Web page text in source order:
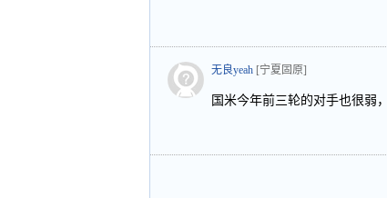
无良yeah [宁夏固原]
国米今年前三轮的对手也很弱